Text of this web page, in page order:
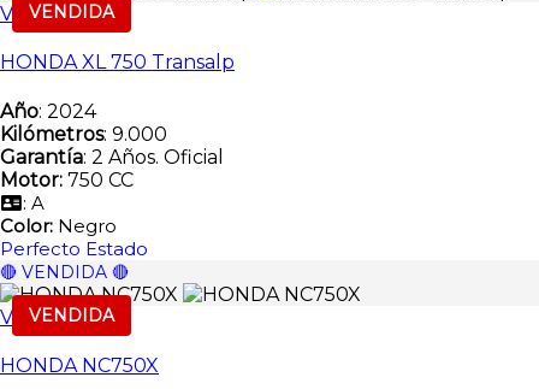
VENDIDA
Vendida
HONDA XL 750 Transalp
Año: 2024
Kilómetros: 9.000
Garantía: 2 Años. Oficial
Motor: 750 CC
: A
Color: Negro
Perfecto Estado
🔴 VENDIDA 🔴
VENDIDA
Vendida
HONDA NC750X